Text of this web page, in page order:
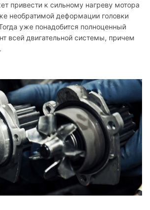
привести к сильному нагреву мотора
необратимой деформации головки
уже понадобится полноценный
всей двигательной системы, причем